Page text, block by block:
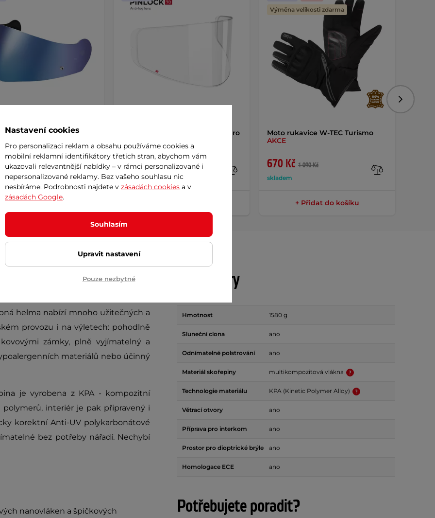
hledí pro přilbu LS2
II
+ Přidat do košíku
Pinlock® 70 MaxVision™ fólie pro
1 190 Kč
skladem
Moto rukavice W-TEC Turismo
AKCE
670 Kč 1 090 Kč
skladem
Výměna velikosti zdarma
+ Přidat do košíku
helma nabízí mnoho užitečných a
provozu i na výletech: pohodlně
zámky, plně vyjímatelný a
materiálů nebo účinný
je vyrobena z KPA - kompozitní
interiér je pak připravený i
korektní Anti-UV polykarbonátové
bez potřeby nářadí. Nechybí
nanovláken a špičkových
Parametry
Hmotnost 1580 g
Sluneční clona ano
Odnímatelné polstrování ano
Materiál skořepiny multikompozitová vlákna
Technologie materiálu KPA (Kinetic Polymer Alloy)
Větrací otvory ano
Příprava pro interkom ano
Prostor pro dioptrické brýle ano
Homologace ECE ano
Potřebujete poradit?
Nastavení cookies
Pro personalizaci reklam a obsahu používáme cookies a
mobilní reklamní identifikátory třetích stran, abychom vám
ukazovali relevantnější nabídky – v rámci personalizované i
nepersonalizované reklamy. Bez vašeho souhlasu nic
nesbíráme. Podrobnosti najdete v zásadách cookies a v
zásadách Google.
Souhlasím
Upravit nastavení
Pouze nezbytné